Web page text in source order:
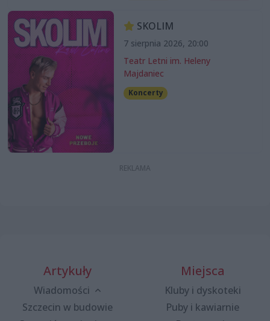
SKOLIM
7 sierpnia 2026, 20:00
Teatr Letni im. Heleny
Majdaniec
Koncerty
Artykuły
Wiadomości
Szczecin w budowie
Miejsca
Kluby i dyskoteki
Puby i kawiarnie